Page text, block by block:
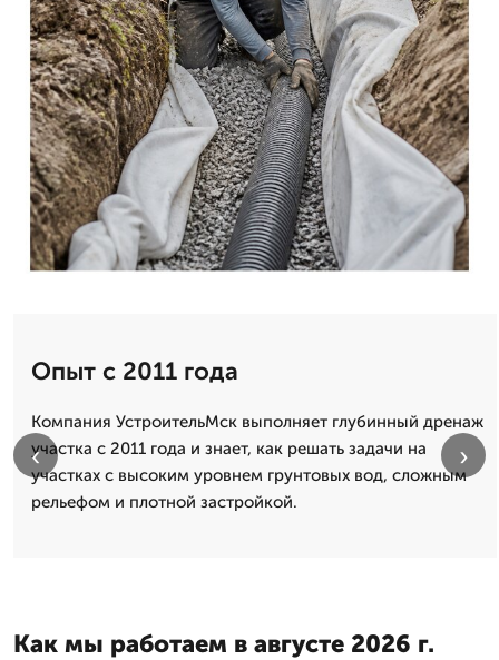
Опыт с 2011 года
Компания УстроительМск выполняет глубинный дренаж
участка с 2011 года и знает, как решать задачи на
участках с высоким уровнем грунтовых вод, сложным
рельефом и плотной застройкой.
‹ ›
Как мы работаем в августе 2026 г.